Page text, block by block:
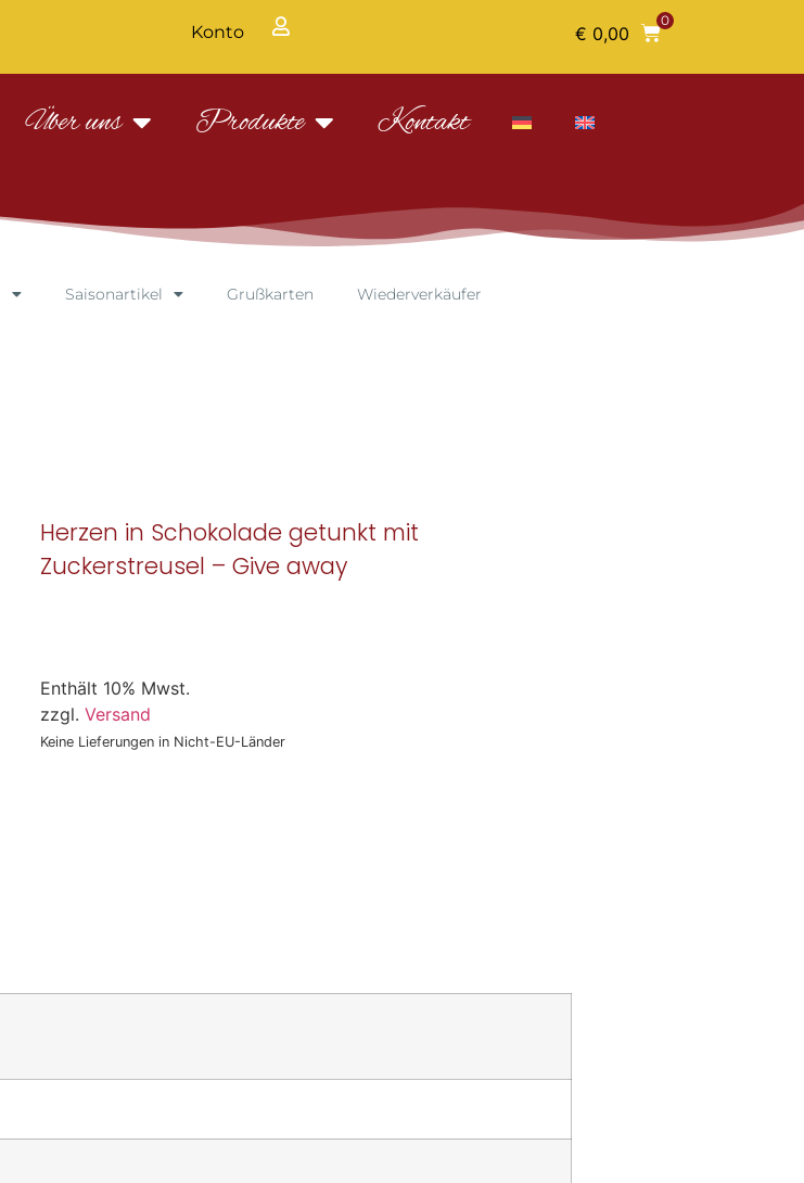
Konto € 0,00
0
Über uns Produkte Kontakt
Saisonartikel Grußkarten Wiederverkäufer
Herzen in Schokolade getunkt mit
Zuckerstreusel – Give away
Enthält 10% Mwst.
zzgl. Versand
Keine Lieferungen in Nicht-EU-Länder